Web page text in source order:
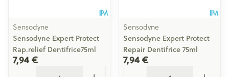
Sensodyne
Sensodyne Expert Protect
Rap.relief Dentifrice75ml
7,94 €
Sensodyne
Sensodyne Expert Protect
Repair Dentifrice 75ml
7,94 €